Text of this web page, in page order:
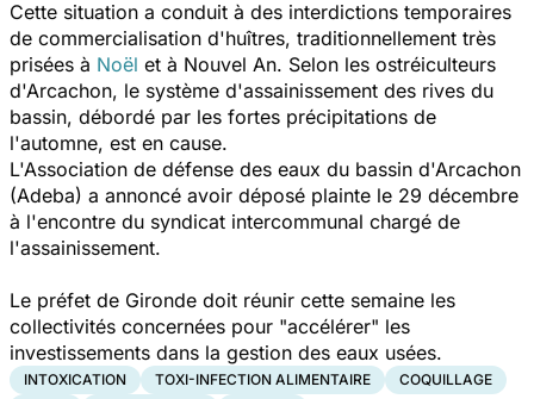
Cette situation a conduit à des interdictions temporaires
de commercialisation d'huîtres, traditionnellement très
prisées à Noël et à Nouvel An. Selon les ostréiculteurs
d'Arcachon, le système d'assainissement des rives du
bassin, débordé par les fortes précipitations de
l'automne, est en cause.
L'Association de défense des eaux du bassin d'Arcachon
(Adeba) a annoncé avoir déposé plainte le 29 décembre
à l'encontre du syndicat intercommunal chargé de
l'assainissement.
Le préfet de Gironde doit réunir cette semaine les
collectivités concernées pour "accélérer" les
investissements dans la gestion des eaux usées.
INTOXICATION TOXI-INFECTION ALIMENTAIRE
COQUILLAGE